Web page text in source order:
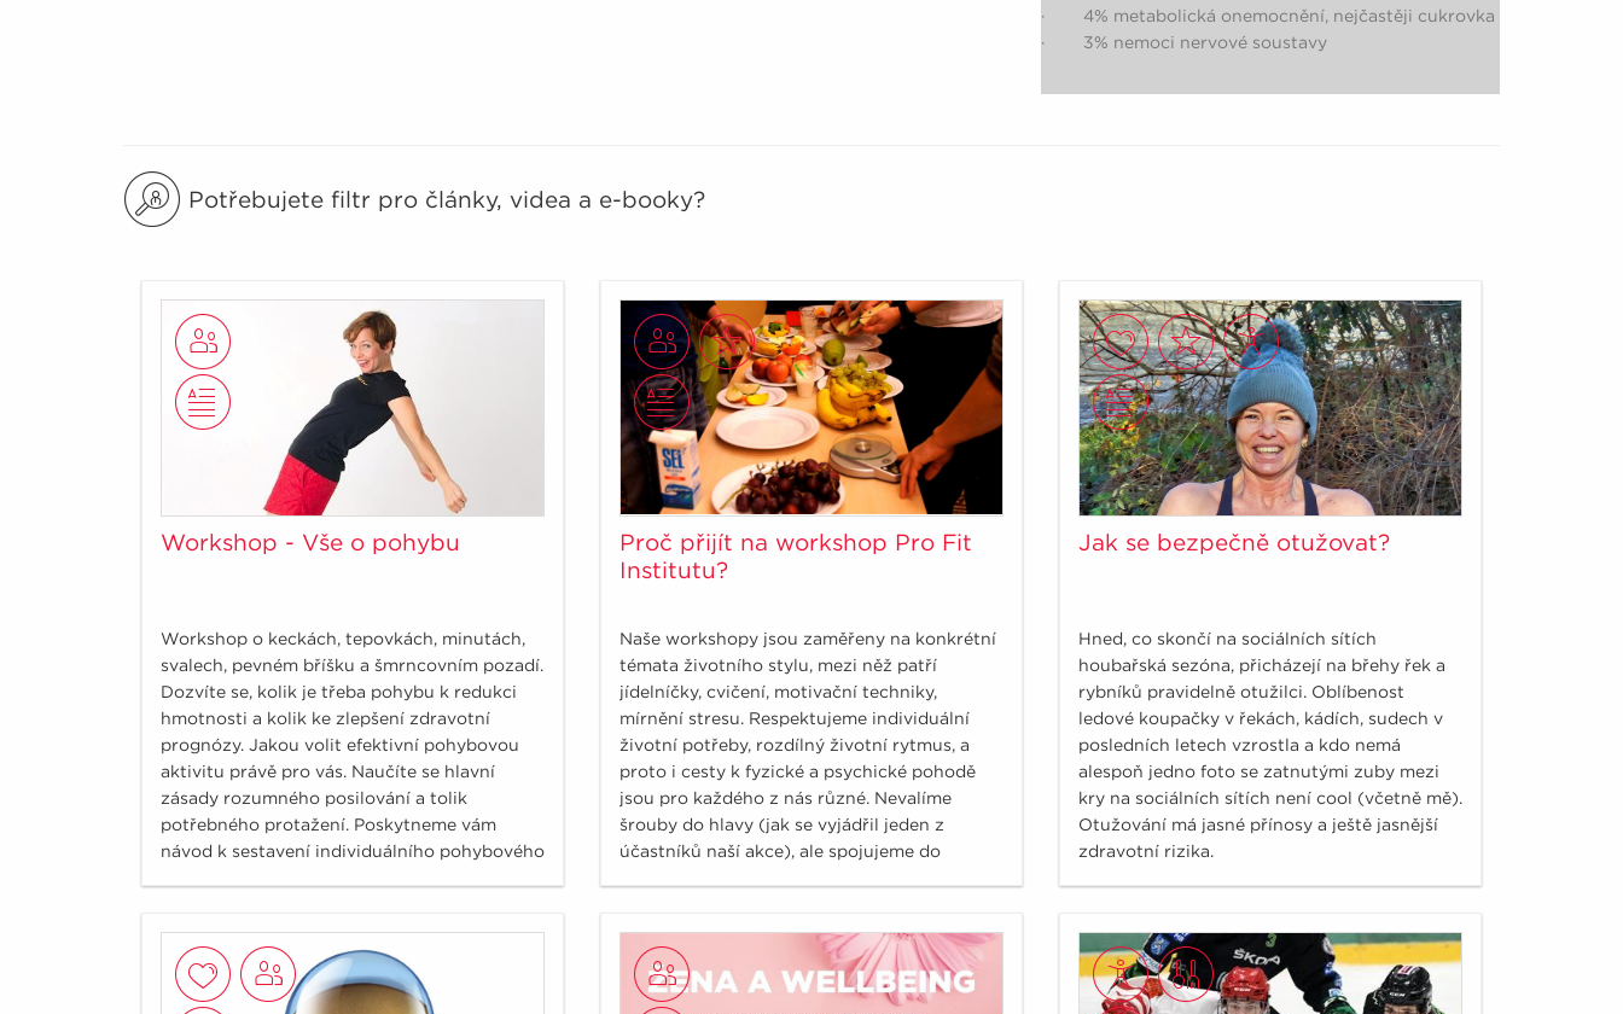
· 4% metabolická onemocnění, nejčastěji cukrovka
· 3% nemoci nervové soustavy
Potřebujete filtr pro články, videa a e-booky?
Workshop - Vše o pohybu
Workshop o keckách, tepovkách, minutách,
svalech, pevném bříšku a šmrncovním pozadí.
Dozvíte se, kolik je třeba pohybu k redukci
hmotnosti a kolik ke zlepšení zdravotní
prognózy. Jakou volit efektivní pohybovou
aktivitu právě pro vás. Naučíte se hlavní
zásady rozumného posilování a tolik
potřebného protažení. Poskytneme vám
návod k sestavení individuálního pohybového
Proč přijít na workshop Pro Fit
Institutu?
Naše workshopy jsou zaměřeny na konkrétní
témata životního stylu, mezi něž patří
jídelníčky, cvičení, motivační techniky,
mírnění stresu. Respektujeme individuální
životní potřeby, rozdílný životní rytmus, a
proto i cesty k fyzické a psychické pohodě
jsou pro každého z nás různé. Nevalíme
šrouby do hlavy (jak se vyjádřil jeden z
účastníků naší akce), ale spojujeme do
ten optimální.
Jak se bezpečně otužovat?
Hned, co skončí na sociálních sítích
houbařská sezóna, přicházejí na břehy řek a
rybníků pravidelně otužilci. Oblíbenost
ledové koupačky v řekách, kádích, sudech v
posledních letech vzrostla a kdo nemá
alespoň jedno foto se zatnutými zuby mezi
kry na sociálních sítích není cool (včetně mě).
Otužování má jasné přínosy a ještě jasnější
zdravotní rizika.